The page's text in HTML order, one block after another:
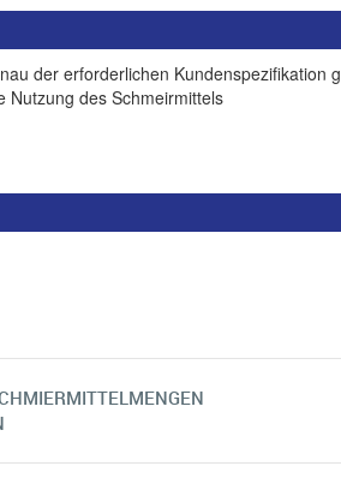
der erforderlichen Kundenspezifikation
Nutzung des Schmeirmittels